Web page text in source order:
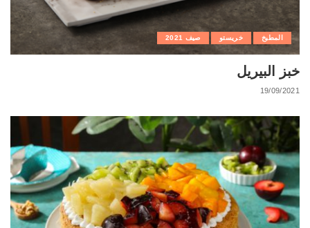
المطبخ خريستو صيف 2021
خبز البيريل
19/09/2021